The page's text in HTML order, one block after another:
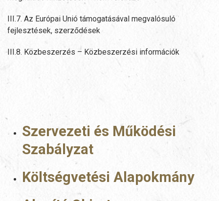
III.7. Az Európai Unió támogatásával megvalósuló
fejlesztések, szerződések
III.8. Közbeszerzés – Közbeszerzési információk
Szervezeti és Működési
Szabályzat
Költségvetési Alapokmány